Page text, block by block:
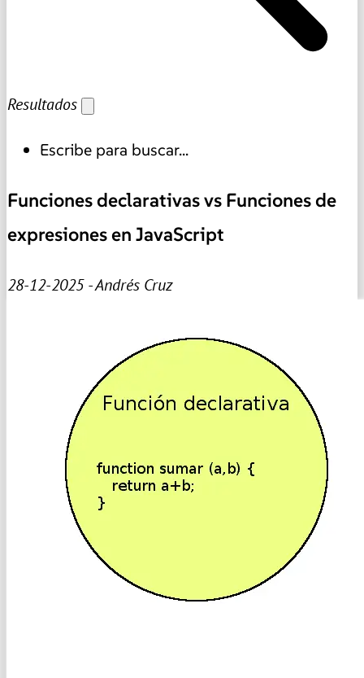
Resultados
Escribe para buscar...
Funciones declarativas vs Funciones de
expresiones en JavaScript
28-12-2025 - Andrés Cruz